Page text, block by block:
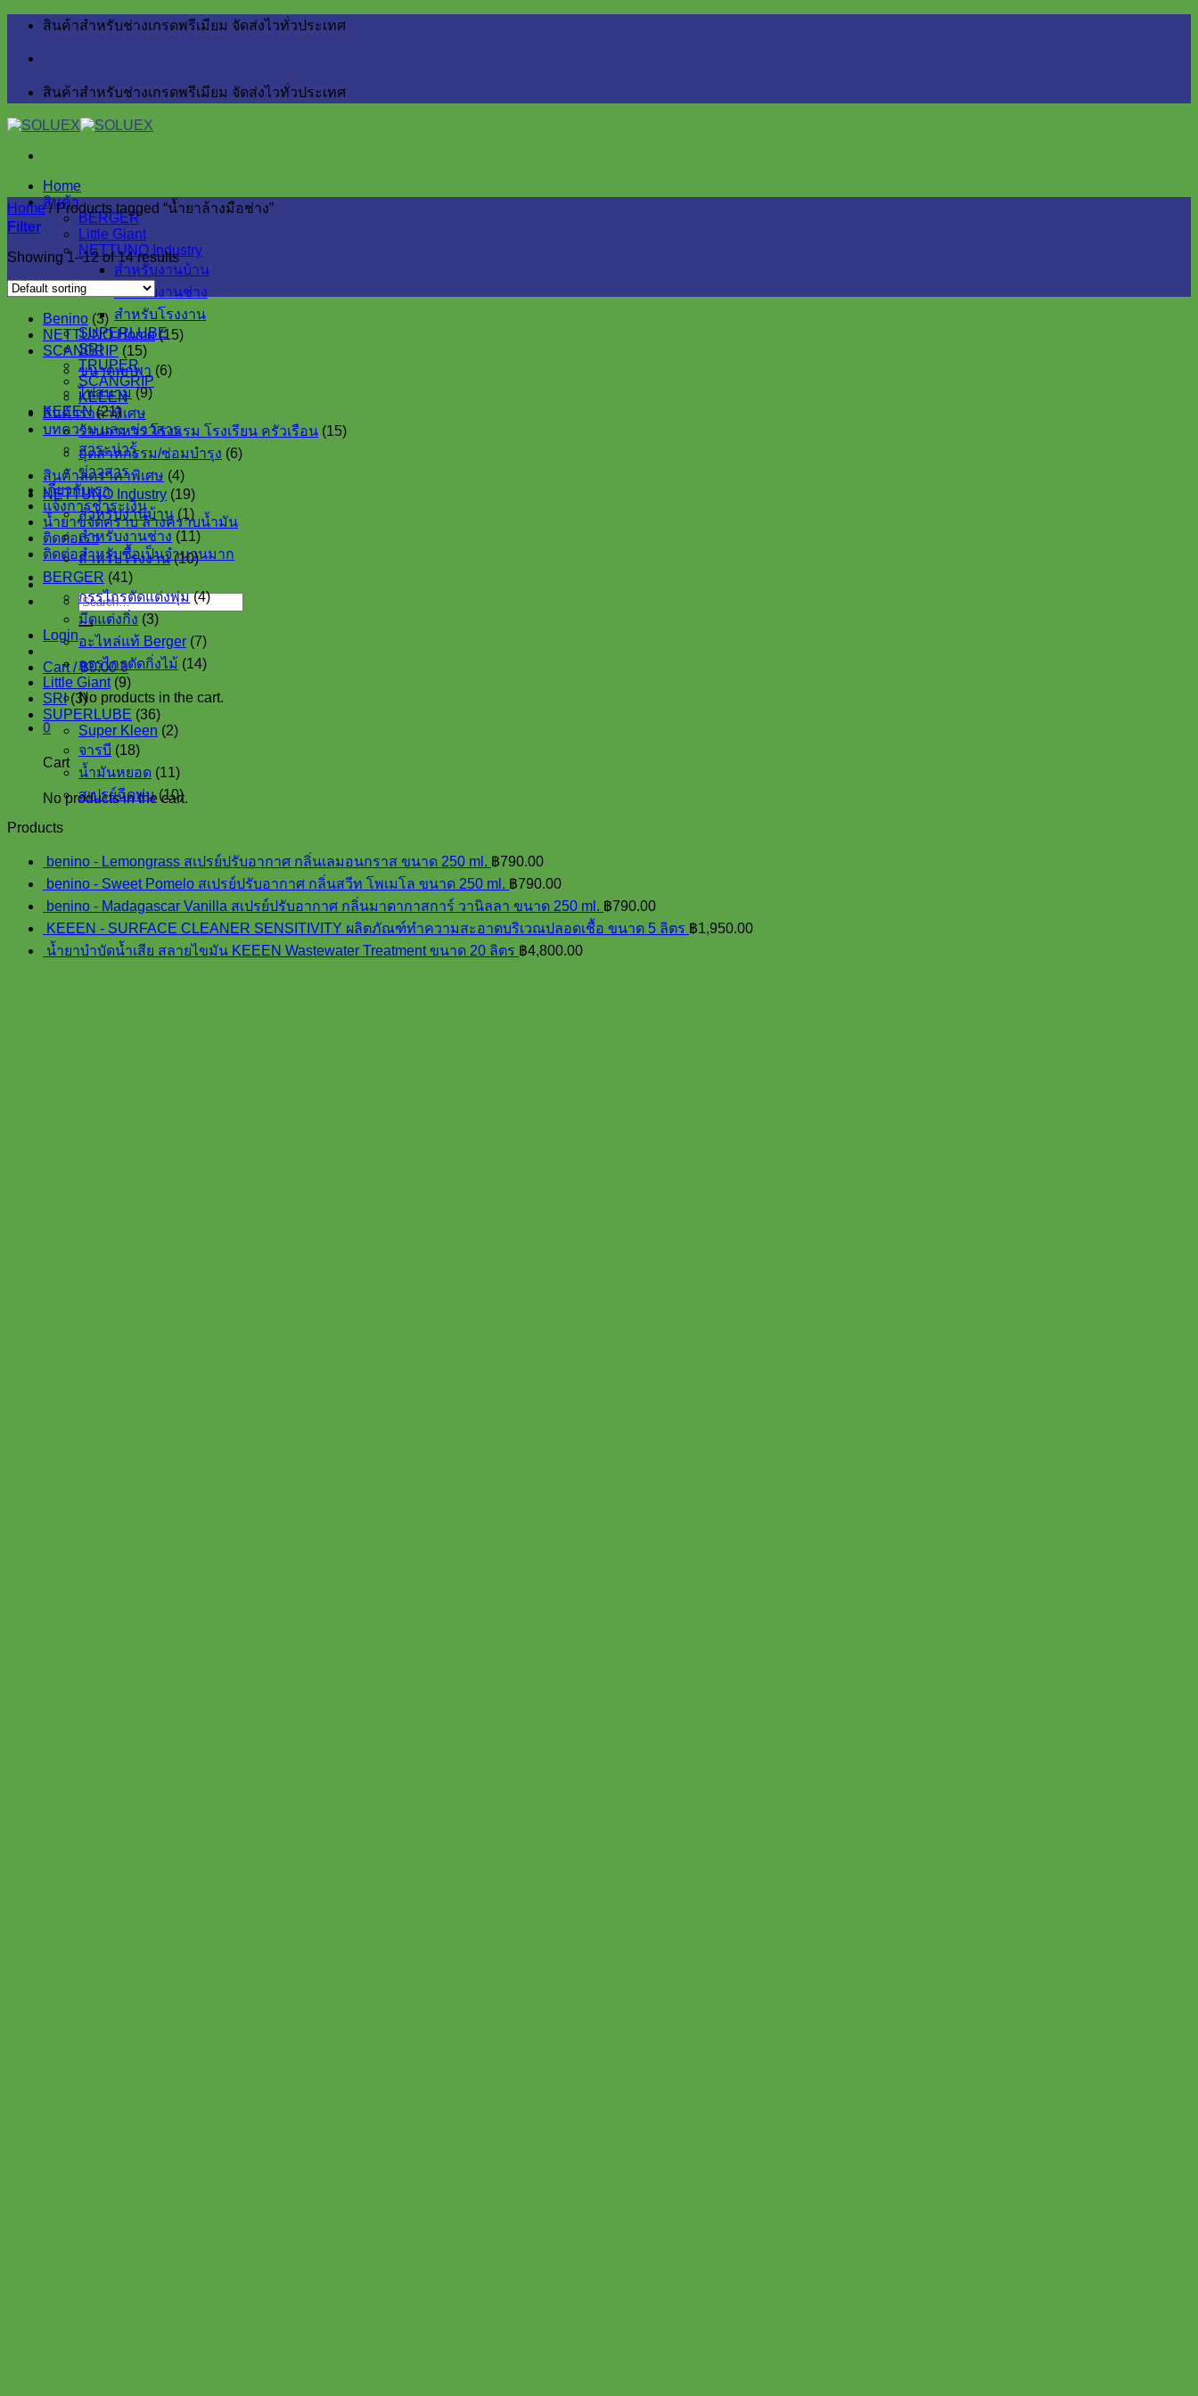
Skip
สินค้าสำหรับช่างเกรดพรีเมียม จัดส่งไวทั่วประเทศ
สินค้าสำหรับช่างเกรดพรีเมียม จัดส่งไวทั่วประเทศ
Home
สินค้า
BERGER
Little Giant
NETTUNO Industry
สำหรับงานบ้าน
สำหรับงานช่าง
สำหรับโรงงาน
SUPERLUBE
SRI
TRUPER
SCANGRIP
KEEEN
สินค้าราคาพิเศษ
บทความ และ ข่าวสาร
สาระน่ารู้
ข่าวสาร
เกี่ยวกับเรา
แจ้งการชำระเงิน
น้ำยาขจัดคราบ ล้างคราบน้ำมัน
ติดต่อเรา
ติดต่อสำหรับซื้อเป็นจำนวนมาก
Search
for:
Login
Cart /฿0.00 0
No products in the cart.
0
Cart
No products in the cart.
Home /Products tagged “น้ำยาล้างมือช่าง”
Filter
Showing 1–12 of 14 results
Benino 33
products
NETTUNO Home 1515
SCANGRIP 1515
products
ขนาดพกพา 66
products
ไฟสนาม 99
products
KEEEN 2121
products
ร้านอาหาร โรงแรม โรงเรียน ครัวเรือน 1515
products
อุตสาหกรรม/ซ่อมบำรุง 66
products
สินค้าลดราคาพิเศษ 44
products
NETTUNO Industry 1919
products
สำหรับงานบ้าน 11
product
สำหรับงานช่าง 1111
products
สำหรับโรงงาน 1010
products
BERGER 4141
products
กรรไกรตัดแต่งพุ่ม 44
products
มีดแต่งกิ่ง 33
products
อะไหล่แท้ Berger 77
products
กรรไกรตัดกิ่งไม้ 1414
products
Little Giant 99
products
SRI 33
products
SUPERLUBE 3636
products
Super Kleen 22
จารบี 1818
products
น้ำมันหยอด 1111
products
สเปรย์ฉีดพ่น 1010
products
Products
benino - Lemongrass สเปรย์ปรับอากาศ กลิ่นเลมอนกราส ขนาด 250 ml. ฿790.00
benino - Sweet Pomelo สเปรย์ปรับอากาศ กลิ่นสวีท โพเมโล ขนาด 250 ml. ฿790.00
benino - Madagascar Vanilla สเปรย์ปรับอากาศ กลิ่นมาดากาสการ์ วานิลลา ขนาด 250 ml. ฿790.00
KEEEN - SURFACE CLEANER SENSITIVITY ผลิตภัณฑ์ทำความสะอาดบริเวณปลอดเชื้อ ขนาด 5 ลิตร ฿1,950.00
น้ำยาบำบัดน้ำเสีย สลายไขมัน KEEEN Wastewater Treatment ขนาด 20 ลิตร ฿4,800.00